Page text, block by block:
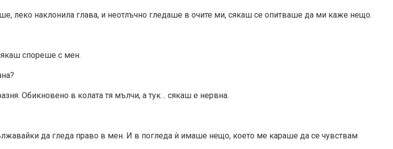
леко наклонила глава, и неотлъчно гледаше в очите ми, сякаш се опитваше да ми каже нещо.
спореше с мен.
Обикновено в колата тя мълчи, а тук… сякаш е нервна.
да гледа право в мен. И в погледа ѝ имаше нещо, което ме караше да се чувствам